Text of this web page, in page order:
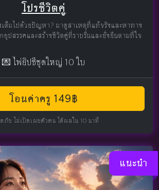
โปรชีวิตคู่
ต็มไปด้วยปัญหา? มาดูสาเหตุที่แท้จริงและหาทาง
อุปสรรคและสร้างชีวิตคู่ที่ราบรื่นและยั่งยืนตามที่ใจ
💌 ไพ่ยิปซีชุดใหญ่ 10 ใบ
โอนค่าครู 149฿
ภัย ไม่เปิดเผยตัวตน ได้ผลใน 10 นาที
แนะนำ